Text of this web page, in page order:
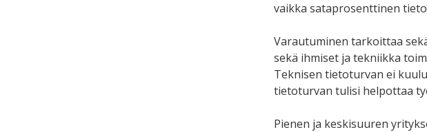
vaikka sataprosenttinen
Varautuminen tarkoittaa
sekä ihmiset ja tekniikka
Teknisen tietoturvan ei
tietoturvan tulisi helpottaa
Pienen ja keskisuuren